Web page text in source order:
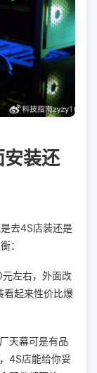
安装还
去4S店装还是
：
左右，外面改
看起来性价比爆
天幕可是有品
4S店能给你妥